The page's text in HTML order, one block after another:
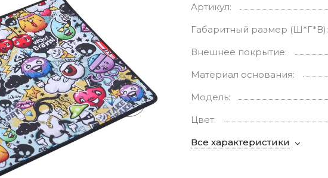
Артикул:
Габаритный размер (Ш*Г*В):
Внешнее покрытие:
Материал основания:
Модель:
Цвет:
Все характеристики